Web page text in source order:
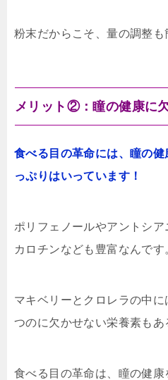
粉末だからこそ、量の調整も
メリット②：瞳の健康に
食べる目の革命には、瞳の
っぷりはいっています！
ポリフェノールやアントシ
カロチンなども豊富なんです
マキベリーとクロレラの中
つのに欠かせない栄養素もあ
食べる目の革命は、瞳の健